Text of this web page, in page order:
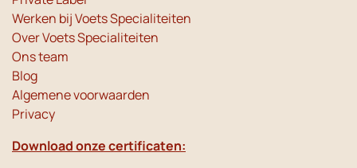
Werken bij Voets Specialiteiten
Over Voets Specialiteiten
Ons team
Blog
Algemene voorwaarden
Privacy
Download onze certificaten: